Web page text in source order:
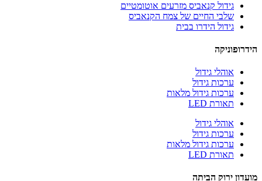
גידול קנאביס מזרעים אוטומטיים
שלבי החיים של צמח הקנאביס
גידול הידרו בבית
הידרופוניקה
אוהלי גידול
ערכות גידול
ערכות גידול מלאות
תאורת LED
אוהלי גידול
ערכות גידול
ערכות גידול מלאות
תאורת LED
מועדון ירוק הביתה